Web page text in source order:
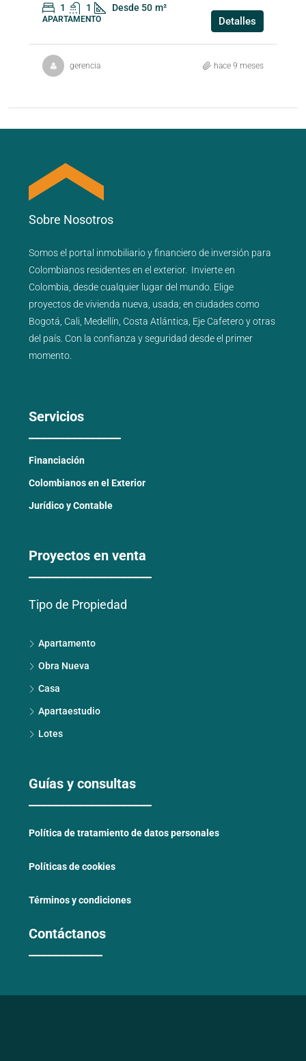
1 1 Desde 50 m²
APARTAMENTO Detalles
gerencia hace 9 meses
Sobre Nosotros
Somos el portal inmobiliarioyfinancierode inversión para
Colombianos residentes en el exterior. Invierte en
Colombia, desde cualquier lugar del mundo. Elige
proyectos devivienda nueva usada; en ciudades como
Bogotá Cali Medellín Costa Atlántica Eje Cafeteroyotras
del país . Con la confianza y seguridad desde el primer
momento.
Servicios
Financiación
Colombianos en el Exterior
Jurídico y Contable
Proyectos en venta
Tipo de Propiedad
Apartamento
Obra Nueva
Casa
Apartaestudio
Lotes
Guías y consultas
Política de tratamiento de datos personales
Políticas de cookies
Términos y condiciones
Contáctanos